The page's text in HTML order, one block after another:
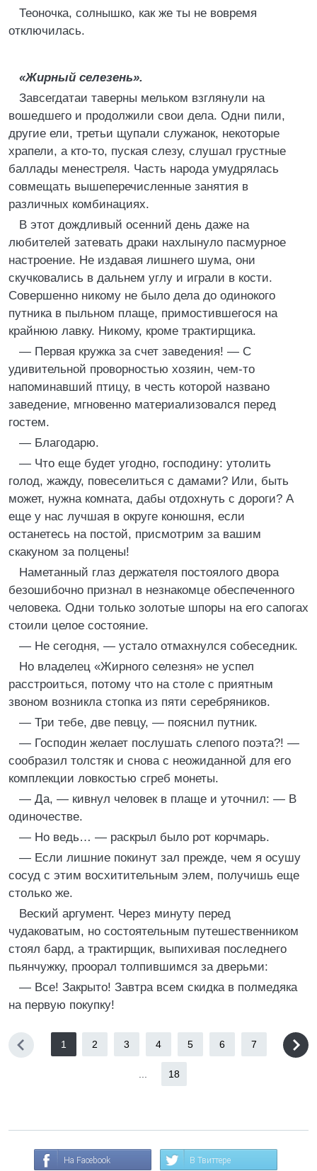
Теоночка, солнышко, как же ты не вовремя
отключилась.
«Жирный селезень».
Завсегдатаи таверны мельком взглянули на
вошедшего и продолжили свои дела. Одни пили,
другие ели, третьи щупали служанок, некоторые
храпели, а кто-то, пуская слезу, слушал грустные
баллады менестреля. Часть народа умудрялась
совмещать вышеперечисленные занятия в
различных комбинациях.
В этот дождливый осенний день даже на
любителей затевать драки нахлынуло пасмурное
настроение. Не издавая лишнего шума, они
скучковались в дальнем углу и играли в кости.
Совершенно никому не было дела до одинокого
путника в пыльном плаще, примостившегося на
крайнюю лавку. Никому, кроме трактирщика.
— Первая кружка за счет заведения! — С
удивительной проворностью хозяин, чем-то
напоминавший птицу, в честь которой названо
заведение, мгновенно материализовался перед
гостем.
— Благодарю.
— Что еще будет угодно, господину: утолить
голод, жажду, повеселиться с дамами? Или, быть
может, нужна комната, дабы отдохнуть с дороги? А
еще у нас лучшая в округе конюшня, если
останетесь на постой, присмотрим за вашим
скакуном за полцены!
Наметанный глаз держателя постоялого двора
безошибочно признал в незнакомце обеспеченного
человека. Одни только золотые шпоры на его сапогах
стоили целое состояние.
— Не сегодня, — устало отмахнулся собеседник.
Но владелец «Жирного селезня» не успел
расстроиться, потому что на столе с приятным
звоном возникла стопка из пяти серебряников.
— Три тебе, две певцу, — пояснил путник.
— Господин желает послушать слепого поэта?! —
сообразил толстяк и снова с неожиданной для его
комплекции ловкостью сгреб монеты.
— Да, — кивнул человек в плаще и уточнил: — В
одиночестве.
— Но ведь… — раскрыл было рот корчмарь.
— Если лишние покинут зал прежде, чем я осушу
сосуд с этим восхитительным элем, получишь еще
столько же.
Веский аргумент. Через минуту перед
чудаковатым, но состоятельным путешественником
стоял бард, а трактирщик, выпихивая последнего
пьянчужку, проорал толпившимся за дверьми:
— Все! Закрыто! Завтра всем скидка в полмедяка
на первую покупку!
1 2 3 4 5 6 7
18
На Facebook В Твиттере